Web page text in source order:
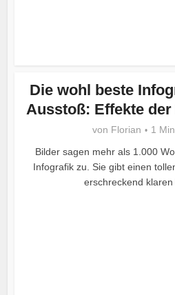
Die wohl beste
Ausstoß: Effekte
von Florian
1
Bilder sagen mehr als 1.000
Infografik zu. Sie gibt einen
erschreckend klaren